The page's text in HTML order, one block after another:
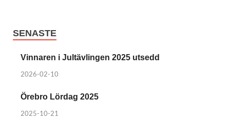
SENASTE
Vinnaren i Jultävlingen 2025 utsedd
2026-02-10
Örebro Lördag 2025
2025-10-21